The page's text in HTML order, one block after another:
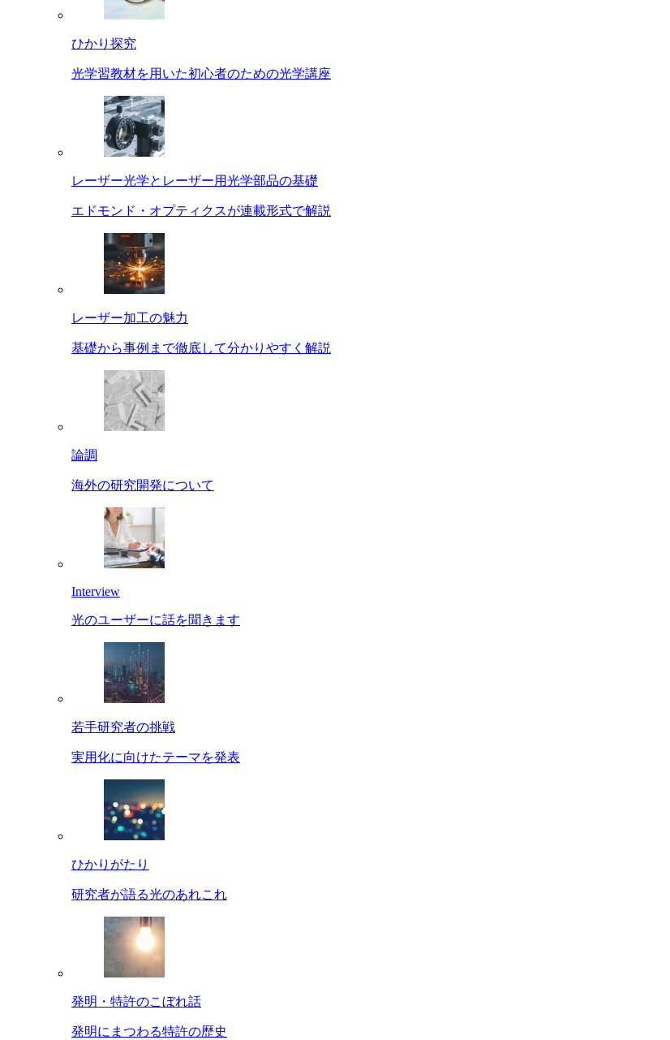
ひかり探究
光学習教材を用いた初心者のための光学講座
レーザー光学とレーザー用光学部品の基礎
エドモンド・オプティクスが連載形式で解説
レーザー加工の魅力
基礎から事例まで徹底して分かりやすく解説
論調
海外の研究開発について
Interview
光のユーザーに話を聞きます
若手研究者の挑戦
実用化に向けたテーマを発表
ひかりがたり
研究者が語る光のあれこれ
発明・特許のこぼれ話
発明にまつわる特許の歴史